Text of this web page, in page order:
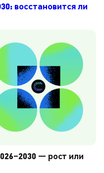
восстановится ли
— рост или